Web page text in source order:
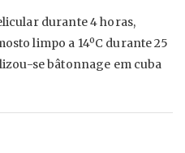
durante 4 horas,
limpo a 14ºC durante 25
se bâtonnage em cuba